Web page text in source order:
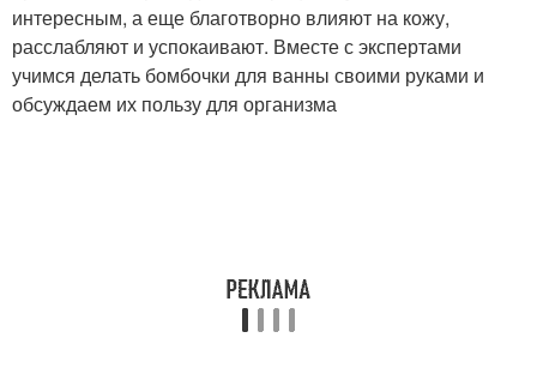
интересным, а еще благотворно влияют на кожу,
расслабляют и успокаивают. Вместе с экспертами
учимся делать бомбочки для ванны своими руками и
обсуждаем их пользу для организма